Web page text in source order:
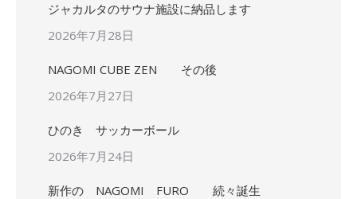
ジャカルタのサウナ施設に納品します
2026年7月28日
NAGOMI CUBE ZEN その後
2026年7月27日
ひのき サッカーボール
2026年7月24日
新作の NAGOMI FURO 続々誕生